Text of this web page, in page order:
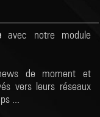
avec notre module
de moment et
vers leurs réseaux
...